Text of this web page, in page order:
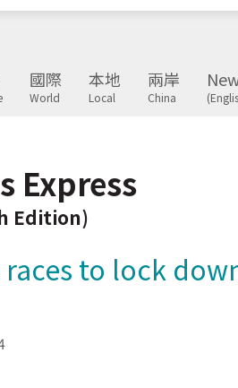
國際
World
本地
Local
兩岸
China
Express
Edition)
races to lock